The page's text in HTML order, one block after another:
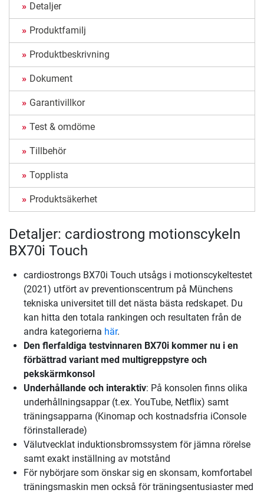
Detaljer
Produktfamilj
Produktbeskrivning
Dokument
Garantivillkor
Test & omdöme
Tillbehör
Topplista
Produktsäkerhet
Detaljer: cardiostrong motionscykeln
BX70i Touch
cardiostrongs BX70i Touch utsågs i motionscykeltestet
(2021) utfört av preventionscentrum på Münchens
tekniska universitet till det nästa bästa redskapet. Du
kan hitta den totala rankingen och resultaten från de
andra kategorierna här.
Den flerfaldiga testvinnaren BX70i kommer nu i en
förbättrad variant med multigreppstyre och
pekskärmkonsol
Underhållande och interaktiv: På konsolen finns olika
underhållningsappar (t.ex. YouTube, Netflix) samt
träningsapparna (Kinomap och kostnadsfria iConsole
förinstallerade)
Välutvecklat induktionsbromssystem för jämna rörelse
samt exakt inställning av motstånd
För nybörjare som önskar sig en skonsam, komfortabel
träningsmaskin men också för träningsentusiaster med